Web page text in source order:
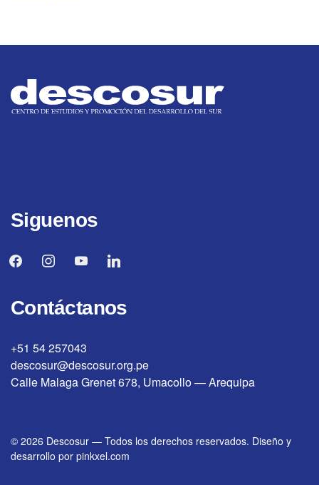
Siguenos
facebookinstagramyoutubelinkedin
Contáctanos
+51 54 257043
descosur@descosur.org.pe
Calle Malaga Grenet 678, Umacollo — Arequipa
© 2026 Descosur — Todos los derechos reservados. Diseño y
desarrollo por pinkxel.com